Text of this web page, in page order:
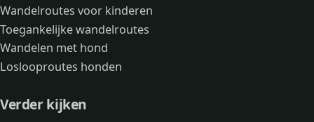
Wandelroutes voor kinderen
Toegankelijke wandelroutes
Wandelen met hond
Loslooproutes honden
Verder kijken